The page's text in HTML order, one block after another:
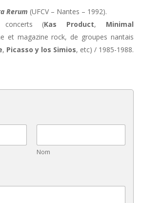
Rerum (UFCV – Nantes – 1992).
concerts (Kas Product, Minimal
et magazine rock, de groupes nantais
, Picasso y los Simios, etc) / 1985-1988.
Nom